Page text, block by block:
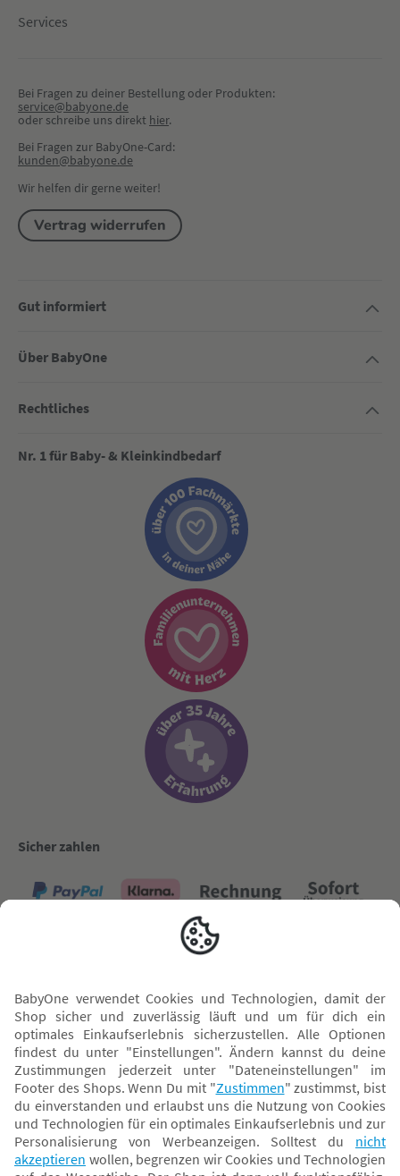
Services
Bei Fragen zu deiner Bestellung oder Produkten:
service@babyone.de
oder schreibe uns direkt hier.
Bei Fragen zur BabyOne-Card:
kunden@babyone.de
Wir helfen dir gerne weiter!
Vertrag widerrufen
Gut informiert
Über BabyOne
Rechtliches
Nr. 1 für Baby- & Kleinkindbedarf
Sicher zahlen
Versand mit
* Alle Preise inkl. MwSt. und ggf. zzgl.Versandkosten. Der dargestellte Preis gilt -
abhängig von der von dir gewählten Option - im BabyOne-Onlineshop oder bei
Abholung in dem von dir gewählten BabyOne-Franchise-Betrieb. Der für den